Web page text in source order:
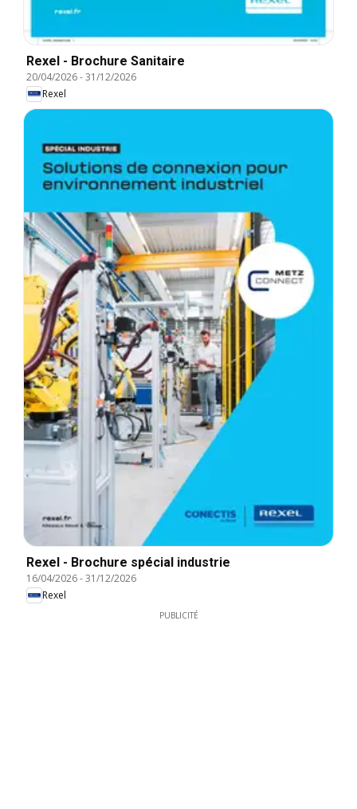
Rexel - Brochure Sanitaire
20/04/2026-31/12/2026
Rexel
Rexel - Brochure spécial industrie
16/04/2026-31/12/2026
Rexel
PUBLICITÉ